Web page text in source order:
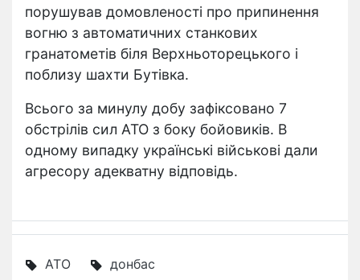
порушував домовленості про припинення
вогню з автоматичних станкових
гранатометів біля Верхньоторецького і
поблизу шахти Бутівка.
Всього за минулу добу зафіксовано 7
обстрілів сил АТО з боку бойовиків. В
одному випадку українські військові дали
агресору адекватну відповідь.
АТО донбас